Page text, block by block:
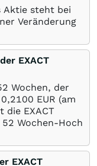
Aktie steht bei
Veränderung
EXACT
Wochen, der
EUR (am
EXACT
52 Wochen-Hoch
EXACT